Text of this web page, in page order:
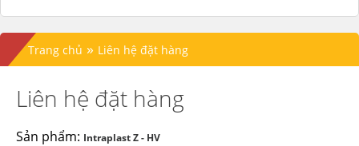
Trang chủ » Liên hệ đặt hàng
Liên hệ đặt hàng
Sản phẩm: Intraplast Z - HV